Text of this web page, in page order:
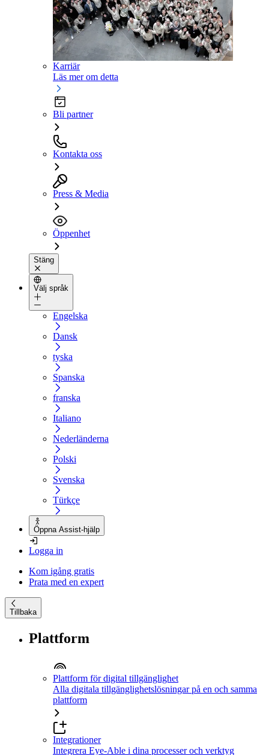
Karriär
Läs mer om detta
Bli partner
Kontakta oss
Press & Media
Öppenhet
Stäng
Välj språk
Engelska
Dansk
tyska
Spanska
franska
Italiano
Nederländerna
Polski
Svenska
Türkçe
Öppna Assist-hjälp
Logga in
Kom igång gratis
Prata med en expert
Tillbaka
Plattform
Plattform för digital tillgänglighet
Alla digitala tillgänglighetslösningar på en och samma
plattform
Integrationer
Integrera Eye-Able i dina processer och verktyg